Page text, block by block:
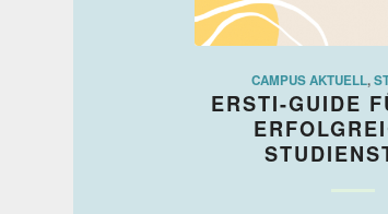
CAMPUS AKTUELL,
ERSTI-GUIDE